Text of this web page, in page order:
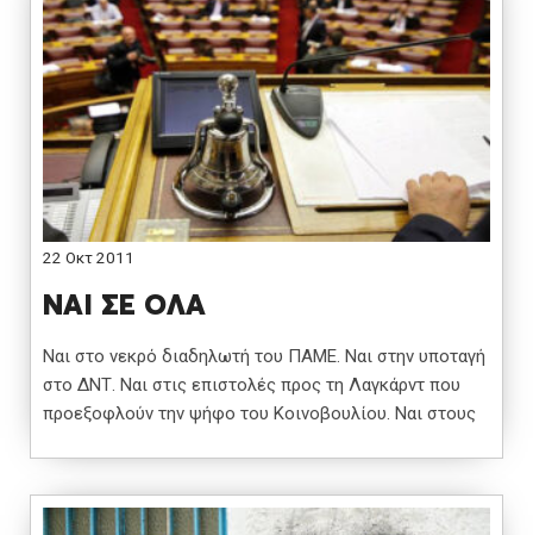
22 Οκτ 2011
ΝΑΙ ΣΕ ΟΛΑ
Ναι στο νεκρό διαδηλωτή του ΠΑΜΕ. Ναι στην υποταγή
στο ΔΝΤ. Ναι στις επιστολές προς τη Λαγκάρντ που
προεξοφλούν την ψήφο του Κοινοβουλίου. Ναι στους